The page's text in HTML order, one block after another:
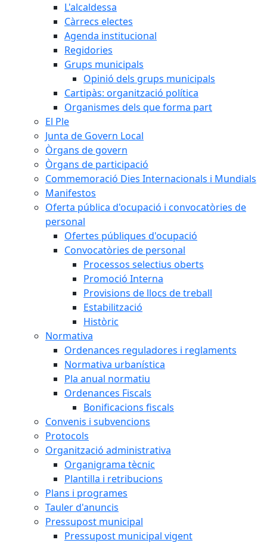
L'alcaldessa
Càrrecs electes
Agenda institucional
Regidories
Grups municipals
Opinió dels grups municipals
Cartipàs: organització política
Organismes dels que forma part
El Ple
Junta de Govern Local
Òrgans de govern
Òrgans de participació
Commemoració Dies Internacionals i Mundials
Manifestos
Oferta pública d'ocupació i convocatòries de
personal
Ofertes públiques d'ocupació
Convocatòries de personal
Processos selectius oberts
Promoció Interna
Provisions de llocs de treball
Estabilització
Històric
Normativa
Ordenances reguladores i reglaments
Normativa urbanística
Pla anual normatiu
Ordenances Fiscals
Bonificacions fiscals
Convenis i subvencions
Protocols
Organització administrativa
Organigrama tècnic
Plantilla i retribucions
Plans i programes
Tauler d'anuncis
Pressupost municipal
Pressupost municipal vigent